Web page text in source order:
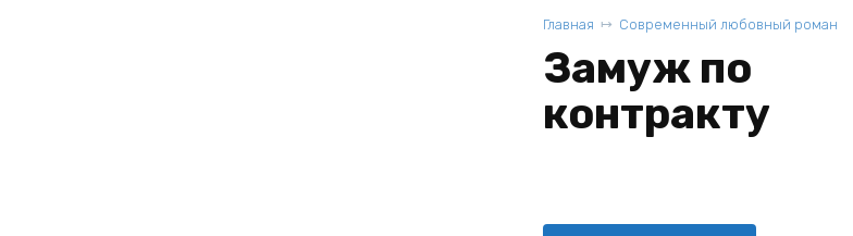
Главная Современный любовный роман
Замуж по
контракту